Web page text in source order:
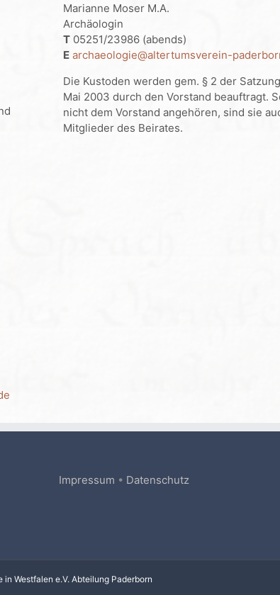
Marianne Moser M.A.
Archäologin
T05251/23986 (abends)
E archaeologie@altertumsverein-
Die Kustoden werden gem. § 2 der
Mai 2003 durch den Vorstand beauftragt.
nicht dem Vorstand angehören, sind sie
Mitglieder des Beirates.
Impressum • Datenschutz
Westfalen e.V. Abteilung Paderborn